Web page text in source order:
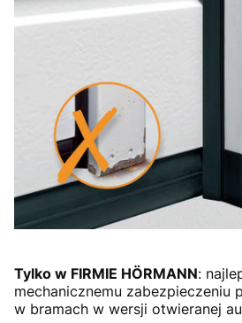
Tylko w FIRMIE HÖRMANN:
mechanicznemu zabezpieczeniu
w bramach w wersji otwieranej